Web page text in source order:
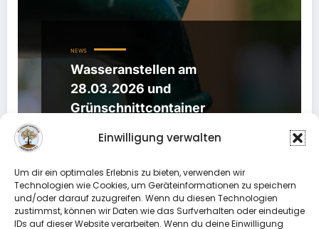
Einwilligung verwalten
Um dir ein optimales Erlebnis zu bieten, verwenden wir
Technologien wie Cookies, um Geräteinformationen zu speichern
und/oder darauf zuzugreifen. Wenn du diesen Technologien
zustimmst, können wir Daten wie das Surfverhalten oder eindeutige
IDs auf dieser Website verarbeiten. Wenn du deine Einwilligung
NEWS
Wasseranstellen am
28.03.2026 und
Grünschnittcontainer
3. März 2026
beachtet die folgenden wichtigen Termine und
Hinweise zum Saisonstart im Gartenverein:…